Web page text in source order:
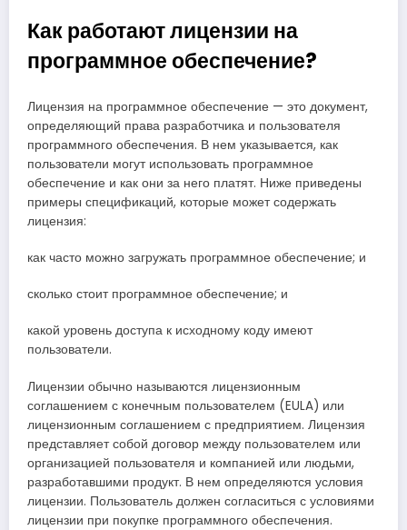
Как работают лицензии на
программное обеспечение?
Лицензия на программное обеспечение — это документ,
определяющий права разработчика и пользователя
программного обеспечения. В нем указывается, как
пользователи могут использовать программное
обеспечение и как они за него платят. Ниже приведены
примеры спецификаций, которые может содержать
лицензия:
как часто можно загружать программное обеспечение; и
сколько стоит программное обеспечение; и
какой уровень доступа к исходному коду имеют
пользователи.
Лицензии обычно называются лицензионным
соглашением с конечным пользователем (EULA) или
лицензионным соглашением с предприятием. Лицензия
представляет собой договор между пользователем или
организацией пользователя и компанией или людьми,
разработавшими продукт. В нем определяются условия
лицензии. Пользователь должен согласиться с условиями
лицензии при покупке программного обеспечения.